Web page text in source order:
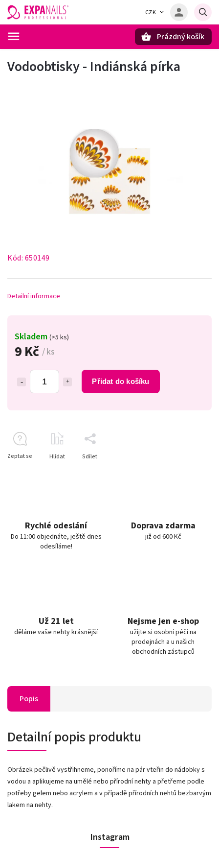
CZK
Prázdný košík
Vodoobtisky - Indiánská pírka
Kód: 650149
9 Kč / ks
Přidat do košíku
Skladem (>5 ks)
Detailní informace
Zeptat se Hlídat Sdílet
Rychlé odeslání
Do 11:00 objednáte, ještě dnes
odesíláme!
Doprava zdarma
již od 600 Kč
Už 21 let
děláme vaše nehty krásnější
Nejsme jen e-shop
užijte si osobní péči na
prodejnách a u našich
obchodních zástupců
Popis
Detailní popis produktu
Obrázek pečlivě vystřihneme, ponoříme na pár vteřin do nádobky s
vodou a aplikujeme na umělé nebo přírodní nehty a přetřeme podle
potřeby gelem nebo acrylem a v případě přírodních nehtů bezbarvým
lakem na nehty.
Instagram